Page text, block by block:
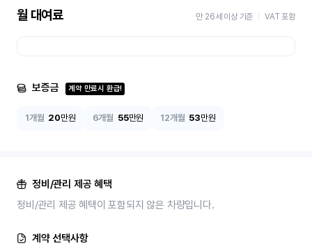
월 대여료 만 26세 이상 기준 VAT 포함
보증금 계약 만료시 환급!
1개월 20만원 6개월 55만원 12개월 53만원
정비/관리 제공 혜택
정비/관리 제공 혜택이 포함되지 않은 차량입니다.
계약 선택사항